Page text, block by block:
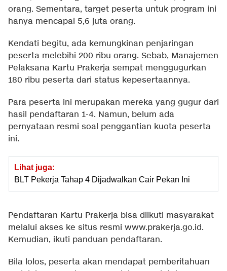
orang. Sementara, target peserta untuk program ini
hanya mencapai 5,6 juta orang.
Kendati begitu, ada kemungkinan penjaringan
peserta melebihi 200 ribu orang. Sebab, Manajemen
Pelaksana Kartu Prakerja sempat menggugurkan
180 ribu peserta dari status kepesertaannya.
Para peserta ini merupakan mereka yang gugur dari
hasil pendaftaran 1-4. Namun, belum ada
pernyataan resmi soal penggantian kuota peserta
ini.
Lihat juga:
BLT Pekerja Tahap 4 Dijadwalkan Cair Pekan Ini
Pendaftaran Kartu Prakerja bisa diikuti masyarakat
melalui akses ke situs resmi www.prakerja.go.id.
Kemudian, ikuti panduan pendaftaran.
Bila lolos, peserta akan mendapat pemberitahuan